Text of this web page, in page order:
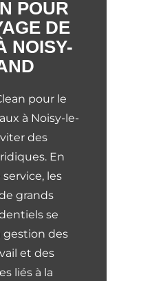
POUR
DE
NOISY-
pour le
à Noisy-le-
des
En
les
grands
se
des
et des
liés à la